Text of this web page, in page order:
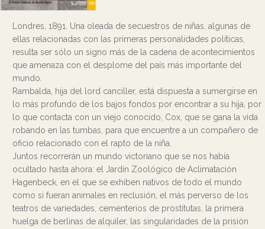
Londres, 1891. Una oleada de secuestros de niñas, algunas de
ellas relacionadas con las primeras personalidades políticas,
resulta ser sólo un signo más de la cadena de acontecimientos
que amenaza con el desplome del país más importante del
mundo.
Rambalda, hija del lord canciller, está dispuesta a sumergirse en
lo más profundo de los bajos fondos por encontrar a su hija, por
lo que contacta con un viejo conocido, Cox, que se gana la vida
robando en las tumbas, para que encuentre a un compañero de
oficio relacionado con el rapto de la niña.
Juntos recorrerán un mundo victoriano que se nos había
ocultado hasta ahora: el Jardín Zoológico de Aclimatación
Hagenbeck, en el que se exhiben nativos de todo el mundo
como si fueran animales en reclusión, el más perverso de los
teatros de variedades, cementerios de prostitutas, la primera
huelga de berlinas de alquiler, las singularidades de la prisión